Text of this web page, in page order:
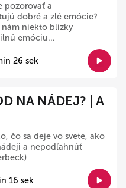
pozorovať a
dobré a zlé emócie?
nám niekto blízky
emóciu...
26 sek
NA NÁDEJ? | A
čo sa deje vo svete, ako
a nepodľahnúť
16 sek